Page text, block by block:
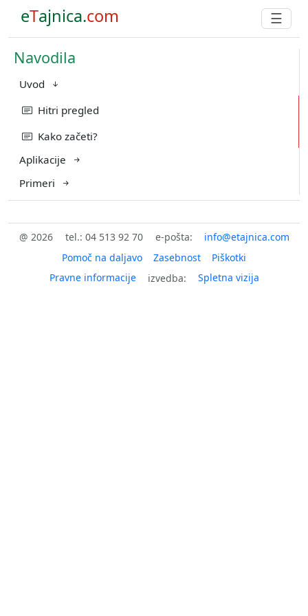
eTajnica.com ☰
Navodila
Uvod
Hitri pregled
Kako začeti?
Aplikacije
Primeri
@ 2026 tel.: 04 513 92 70
e-pošta:
Pomoč na daljavo
Zasebnost
Piškotki
Pravne informacije
izvedba: Spletna vizija